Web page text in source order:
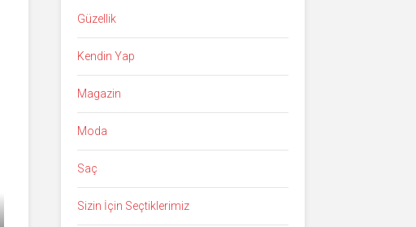
Güzellik
Kendin Yap
Magazin
Moda
Saç
Sizin İçin Seçtiklerimiz